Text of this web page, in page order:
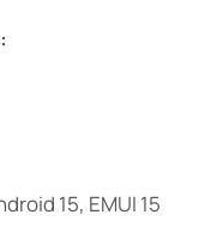
15, EMUI 15